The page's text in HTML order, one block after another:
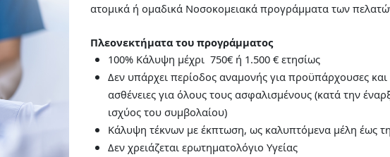
ατομικά ή ομαδικά Νοσοκομειακά προγράμματα των
Πλεονεκτήματα του προγράμματος
100% Κάλυψη μέχρι 750€ ή 1.500 € ετησίως
Δεν υπάρχει περίοδος αναμονής για προϋπάρχουσες και
ασθένειες για όλους τους ασφαλισμένους (κατά την
ισχύος του συμβολαίου)
Κάλυψη τέκνων με έκπτωση, ως καλυπτόμενα μέλη έως
Δεν χρειάζεται ερωτηματολόγιο Υγείας